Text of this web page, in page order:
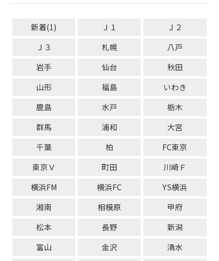
新着(1) Ｊ１
Ｊ２
Ｊ３
札幌
八戸
岩手
仙台
秋田
山形
福島
いわき
鹿島
水戸
栃木
群馬
浦和
大宮
千葉
柏
FC東京
東京Ｖ
町田
川崎Ｆ
横浜FM
横浜FC
YS横浜
湘南
相模原
甲府
松本
長野
新潟
富山
金沢
清水